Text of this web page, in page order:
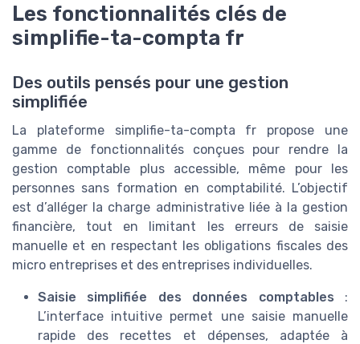
Les fonctionnalités clés de
simplifie-ta-compta fr
Des outils pensés pour une gestion
simplifiée
La plateforme simplifie-ta-compta fr propose une
gamme de fonctionnalités conçues pour rendre la
gestion comptable plus accessible, même pour les
personnes sans formation en comptabilité. L’objectif
est d’alléger la charge administrative liée à la gestion
financière, tout en limitant les erreurs de saisie
manuelle et en respectant les obligations fiscales des
micro entreprises et des entreprises individuelles.
Saisie simplifiée des données comptables :
L’interface intuitive permet une saisie manuelle
rapide des recettes et dépenses, adaptée à